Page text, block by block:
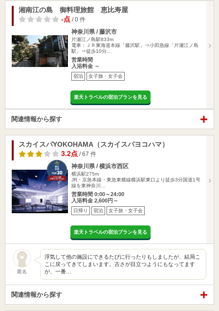
湘南江の島 御料理旅館 恵比寿屋
-点 / 0 件
神奈川県 / 藤沢市
片瀬江ノ島駅833m
電車：ＪＲ東海道本線「藤沢駅」⇒小田急線「片瀬江ノ島
駅」⇒徒歩10分…
営業時間
入浴料金 ～
宿泊 女子旅・女子会
楽天トラベルの宿泊プランを見る
関連情報から探す
スカイスパYOKOHAMA（スカイスパヨコハマ）
3.2点 / 67 件
神奈川県 / 横浜市西区
横浜駅275m
JR・京急本線・東急東横線横浜駅東口より徒歩3分国道1号
線を東神奈川…
営業時間 0:00～24:00
入浴料金 2,600円～
日帰り 宿泊 女子旅・女子会
楽天トラベルの宿泊プランを見る
匿名
浮気して他の施設にできるたびに行ったりもしましたが、結局こ
こに戻ってきてしまいます。古さが目立つようにもなってます
が、一番…
関連情報から探す